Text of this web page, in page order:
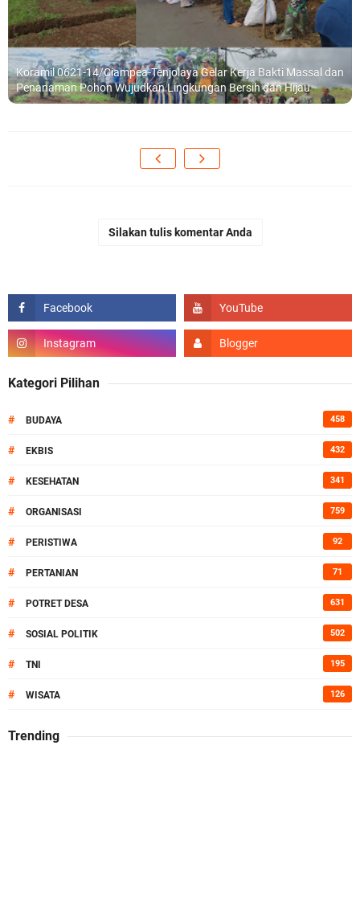
Koramil 0621-14/Ciampea-Tenjolaya Gelar Kerja Bakti Massal dan
Penanaman Pohon Wujudkan Lingkungan Bersih dan Hijau
Silakan tulis komentar Anda
Kategori Pilihan
# BUDAYA 458
# EKBIS 432
# KESEHATAN 341
# ORGANISASI 759
# PERISTIWA 92
# PERTANIAN 71
# POTRET DESA 631
# SOSIAL POLITIK 502
# TNI 195
# WISATA 126
Trending